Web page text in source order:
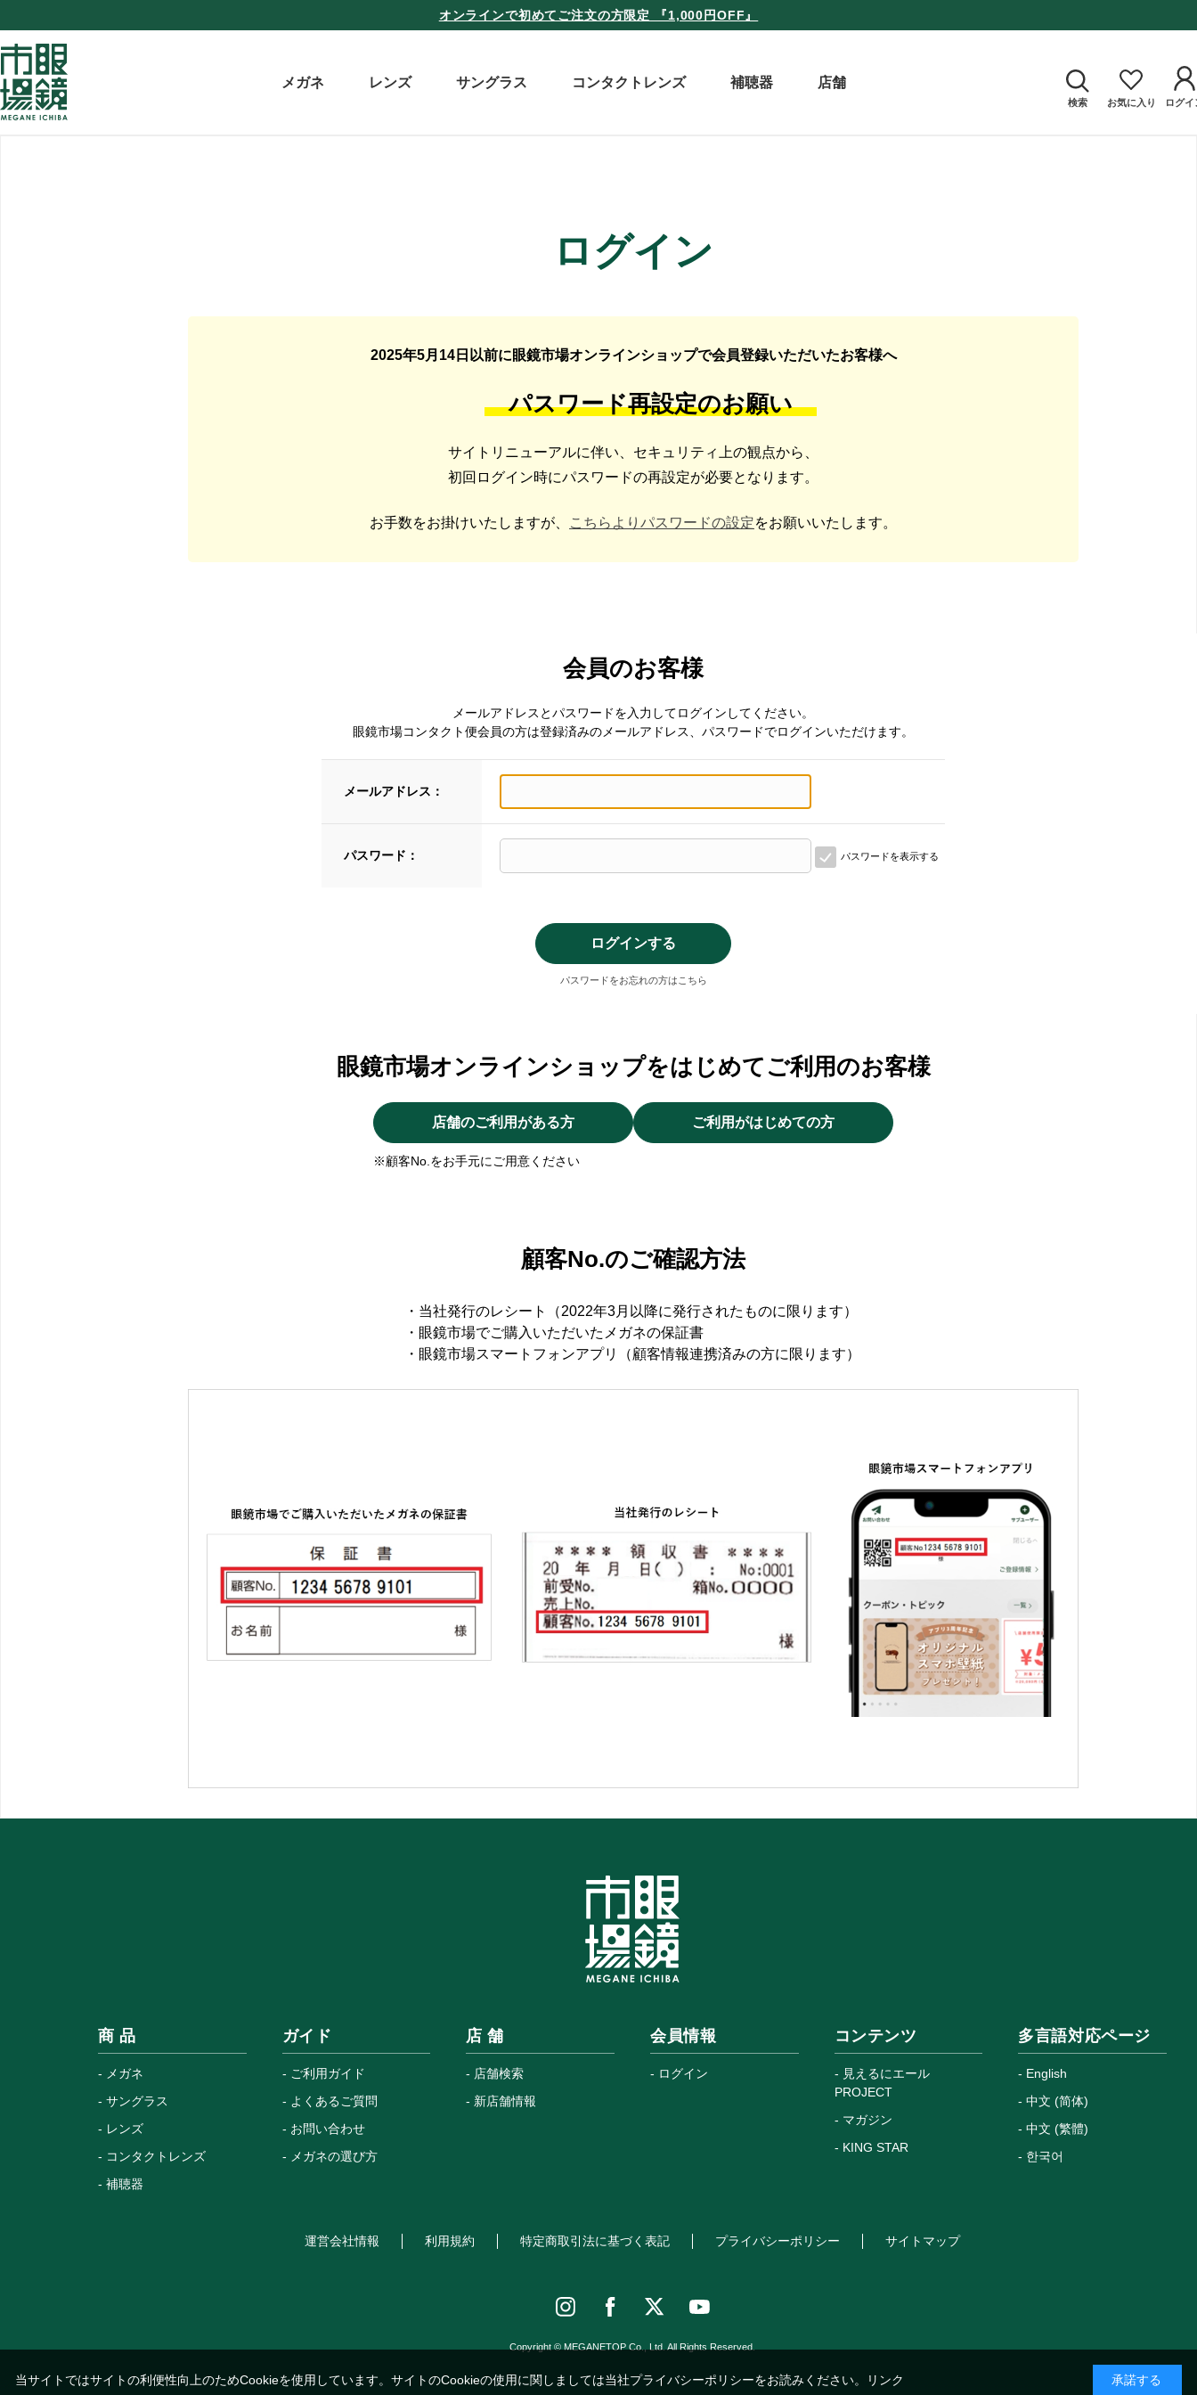
オンラインで初めてご注文の方限定 『1,000円OFF』
メガネ レンズ サングラス コンタクトレンズ 補聴器 店舗
検索 お気に入り ログイ
ログイン
2025年5月14日以前に眼鏡市場オンラインショップで会員登録いただいたお客様へ
パスワード再設定のお願い
サイトリニューアルに伴い、セキュリティ上の観点から、
初回ログイン時にパスワードの再設定が必要となります。
お手数をお掛けいたしますが、 こちらよりパスワードの設定をお願いいたします。
会員のお客様
メールアドレスとパスワードを入力してログインしてください。
眼鏡市場コンタクト便会員の方は登録済みのメールアドレス、パスワードでログインいただけます。
メールアドレス：
パスワード： パスワードを表示する
パスワードをお忘れの方はこちら
眼鏡市場オンラインショップをはじめてご利用のお客様
店舗のご利用がある方
※顧客No.をお手元にご用意ください
ご利用がはじめての方
顧客No.のご確認方法
・当社発行のレシート（2022年3月以降に発行されたものに限ります）
・眼鏡市場でご購入いただいたメガネの保証書
・眼鏡市場スマートフォンアプリ（顧客情報連携済みの方に限ります）
商 品
メガネ
サングラス
レンズ
コンタクトレンズ
補聴器
ガイド
ご利用ガイド
よくあるご質問
お問い合わせ
メガネの選び方
店 舗
店舗検索
新店舗情報
会員情報
ログイン
コンテンツ
見えるにエール
PROJECT
マガジン
KING STAR
多言語対応ページ
English
中文 (简体)
中文 (繁體)
한국어
運営会社情報 利用規約 特定商取引法に基づく表記 プライバシーポリシー サイトマップ
Copyright © MEGANETOP Co., Ltd. All Rights Reserved.
当サイトではサイトの利便性向上のためCookieを使用しています。サイトのCookieの使用に関しましては当社プライバシーポリシーをお読みください。 リンク 承諾する